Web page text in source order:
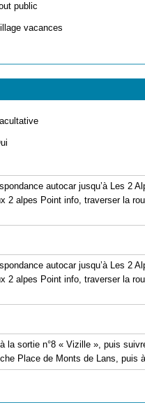
public
vacances
autocar jusqu’à Les 2
2 alpes Point info, traverser la
autocar jusqu’à Les 2
2 alpes Point info, traverser la
la sortie n°8 « Vizille », puis
Place de Monts de Lans,